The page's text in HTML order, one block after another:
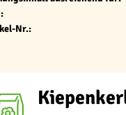
Nr.: